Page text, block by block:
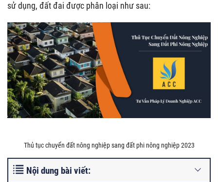
sử dụng, đất đai được phân loại như sau:
Thủ tục chuyển đất nông nghiệp sang đất phi nông nghiệp 2023
Nội dung bài viết: